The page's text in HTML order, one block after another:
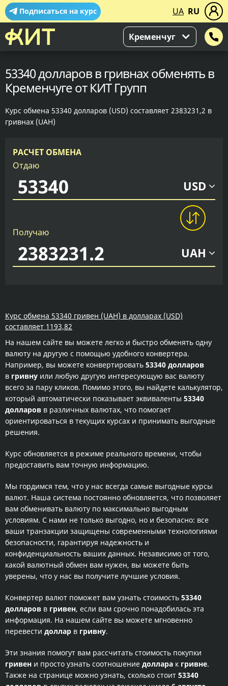
Подписаться на курс UA RU
Кременчуг
53340 долларов в гривнах обменять в
Кременчуге от КИТ Групп
Курс обмена 53340 долларов (USD) составляет 2383231,2 в
гривнах (UAH)
РАСЧЕТ ОБМЕНА
Отдаю
USD
Получаю
UAH
Курс обмена 53340 гривен (UAH) в долларах (USD)
составляет 1193,82
На нашем сайте вы можете легко и быстро обменять одну
валюту на другую с помощью удобного конвертера.
Например, вы можете конвертировать 53340 долларов
в гривну или любую другую интересующую вас валюту
всего за пару кликов. Помимо этого, вы найдете калькулятор,
который автоматически показывает эквиваленты 53340
долларов в различных валютах, что помогает
ориентироваться в текущих курсах и принимать выгодные
решения.
Курс обновляется в режиме реального времени, чтобы
предоставить вам точную информацию.
Мы гордимся тем, что у нас всегда самые выгодные курсы
валют. Наша система постоянно обновляется, что позволяет
вам обменивать валюту по максимально выгодным
условиям. С нами не только выгодно, но и безопасно: все
ваши транзакции защищены современными технологиями
безопасности, гарантируя надежность и
конфиденциальность ваших данных. Независимо от того,
какой валютный обмен вам нужен, вы можете быть
уверены, что у нас вы получите лучшие условия.
Конвертер валют поможет вам узнать стоимость 53340
долларов в гривен, если вам срочно понадобилась эта
информация. На нашем сайте вы можете мгновенно
перевести доллар в гривну.
Эти знания помогут вам рассчитать стоимость покупки
гривен и просто узнать соотношение доллара к гривне.
Также на странице можно узнать, сколько стоит 53340